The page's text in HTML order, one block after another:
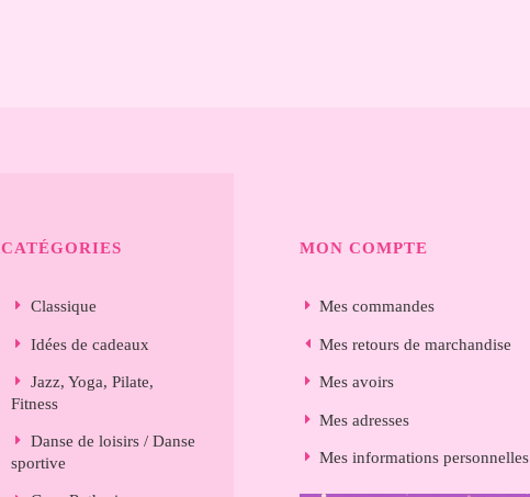
CATÉGORIES
Classique
Idées de cadeaux
Jazz, Yoga, Pilate,
Fitness
Danse de loisirs / Danse
sportive
MON COMPTE
Mes commandes
Mes retours de marchandise
Mes avoirs
Mes adresses
Mes informations personnelles